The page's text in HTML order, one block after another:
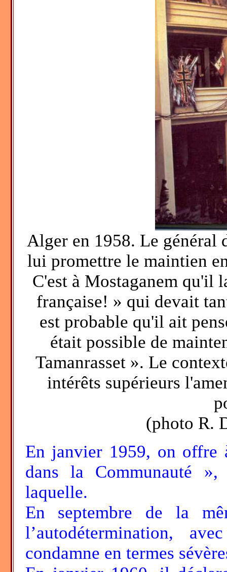
Alger en 1958. Le général
lui promettre le maintien
C'est à Mostaganem qu'il
française! » qui devait
est probable qu'il ait
était possible de
Tamanrasset ». Le
intérêts supérieurs
(photo R.
En janvier 1959, on offre
dans la Communauté
laquelle.
En septembre de la
l’autodétermination,
condamne en termes